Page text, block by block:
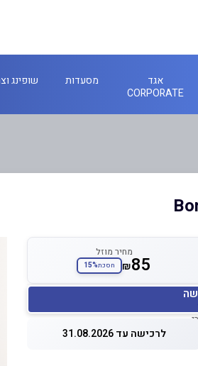
אגד
CORPORATE
מסעדות שופינג
מחיר מוזל
₪85 חסכת15%
לרכישה עד 31.08.2026